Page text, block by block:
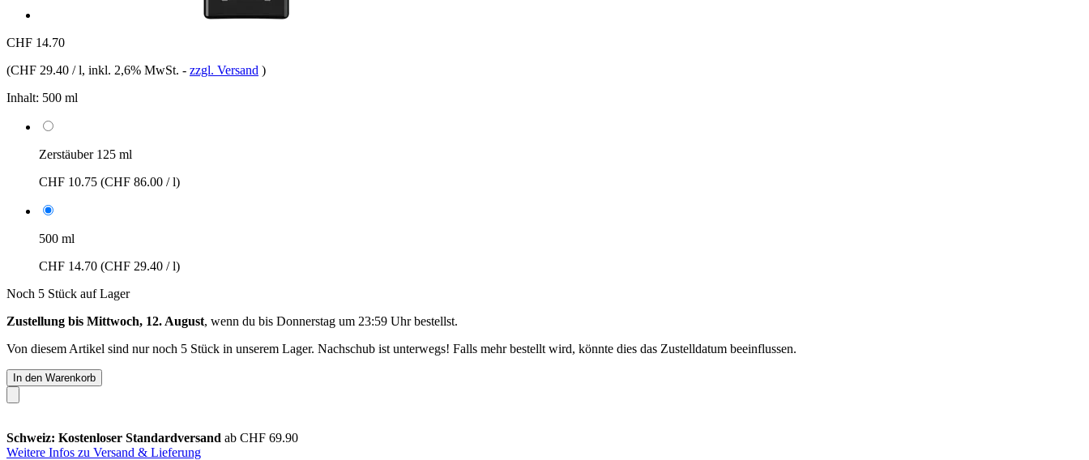
CHF 14.70
(CHF 29.40 / l, inkl. 2,6% MwSt. - zzgl. Versand )
Inhalt: 500 ml
Zerstäuber 125 ml
CHF 10.75 (CHF 86.00 / l)
500 ml
CHF 14.70 (CHF 29.40 / l)
Noch 5 Stück auf Lager
Zustellung bis Mittwoch, 12. August, wenn du bis Donnerstag um 23:59 Uhrbestellst.
Von diesem Artikel sind nur noch 5 Stück in unserem Lager. Nachschub ist unterwegs! Falls mehr bestellt wird, könnte dies das Zustelldatum beeinflussen.
In den Warenkorb
Schweiz: Kostenloser Standardversand ab CHF 69.90
Weitere Infos zu Versand & Lieferung